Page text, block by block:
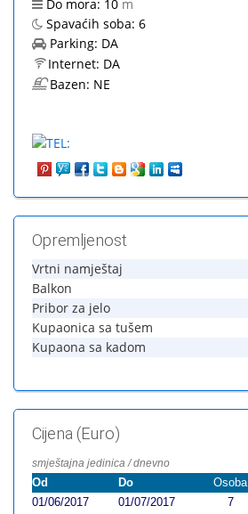
Do mora: 10 m
Spavaćih soba: 6
Parking: DA
Internet: DA
Bazen: NE
Opremljenost
Vrtni namještaj
Balkon
Pribor za jelo
Kupaonica sa tušem
Kupaona sa kadom
Cijena (Euro)
smještajna jedinica / dnevno
Od Do Osoba
01/06/2017
01/07/2017 7